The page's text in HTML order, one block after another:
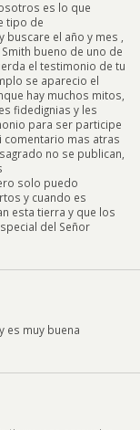
es lo que
tipo de
el año y mes ,
bueno de uno de
el testimonio de tu
se aparecio el
hay muchos mitos,
fidedignias y les
para ser participe
comentario mas atras
no se publican,
solo puedo
y cuando es
esta tierra y que los
del Señor
es muy buena